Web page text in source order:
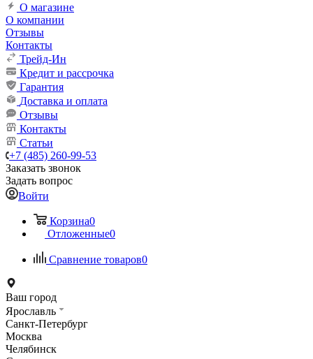
О магазине
О компании
Отзывы
Контакты
Трейд-Ин
Кредит и рассрочка
Гарантия
Доставка и оплата
Отзывы
Контакты
Статьи
+7 (485) 260-99-53
Заказать звонок
Задать вопрос
Войти
Корзина0
Отложенные0
Сравнение товаров0
Ваш город
Ярославль
Санкт-Петербург
Москва
Челябинск